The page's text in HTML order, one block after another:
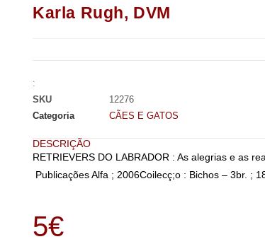
Karla Rugh, DVM
:
SKU
12276
Categoria
CÃES E GATOS
DESCRIÇÃO
RETRIEVERS DO LABRADOR : As alegrias e as
Publicações Alfa ; 2006Coilecç;o : Bichos – 3br. ;
5€